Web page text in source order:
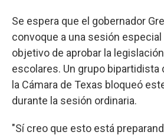
Se espera que el gobernador
convoque a una sesión especial
objetivo de aprobar la
escolares. Un grupo bipartidista
la Cámara de Texas bloqueó
durante la sesión ordinaria.
"Sí creo que esto está